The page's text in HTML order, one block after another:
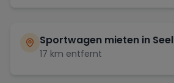
Sportwagen mieten in
17 km entfernt